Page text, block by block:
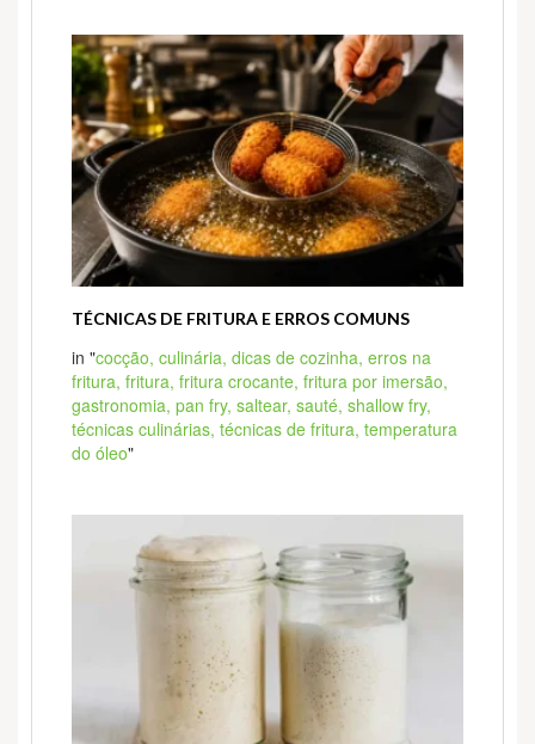
TÉCNICAS DE FRITURA E ERROS COMUNS
in "cocção, culinária, dicas de cozinha, erros na
fritura, fritura, fritura crocante, fritura por imersão,
gastronomia, pan fry, saltear, sauté, shallow fry,
técnicas culinárias, técnicas de fritura, temperatura
do óleo"